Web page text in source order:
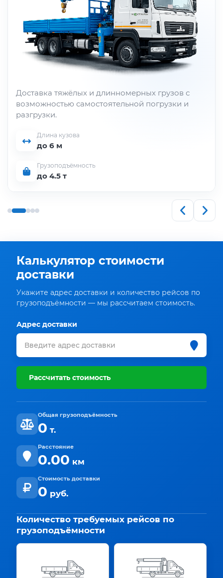
Доставка тяжёлых и длинномерных грузов с
возможностью самостоятельной погрузки и
разгрузки.
Длина кузова
до 6 м
Грузоподъёмность
до 4.5 т
Калькулятор стоимости
доставки
Укажите адрес доставки и количество рейсов по
грузоподъёмности — мы рассчитаем стоимость.
Адрес доставки
Рассчитать стоимость
Общая грузоподъёмность
0 т.
Расстояние
0.00 км
Стоимость доставки
0 руб.
Количество требуемых рейсов по
грузоподъёмности